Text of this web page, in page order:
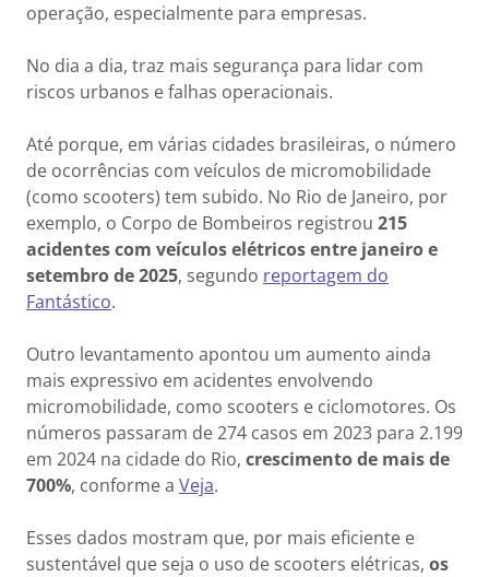
operação, especialmente para empresas.
No dia a dia, traz mais segurança para lidar com
riscos urbanos e falhas operacionais.
Até porque, em várias cidades brasileiras, o número
de ocorrências com veículos de micromobilidade
(como scooters) tem subido. No Rio de Janeiro, por
exemplo, o Corpo de Bombeiros registrou 215
acidentes com veículos elétricos entre janeiro e
setembro de 2025, segundo reportagem do
Fantástico.
Outro levantamento apontou um aumento ainda
mais expressivo em acidentes envolvendo
micromobilidade, como scooters e ciclomotores. Os
números passaram de 274 casos em 2023 para 2.199
em 2024 na cidade do Rio, crescimento de mais de
700%, conforme a Veja.
Esses dados mostram que, por mais eficiente e
sustentável que seja o uso de scooters elétricas, os